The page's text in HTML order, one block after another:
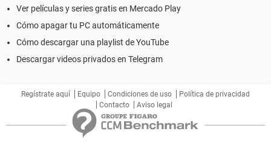
Ver películas y series gratis en Mercado Play
Cómo apagar tu PC automáticamente
Cómo descargar una playlist de YouTube
Descargar videos privados en Telegram
Regístrate aquí Equipo Condiciones de uso
Política de privacidad
Contacto
Aviso legal